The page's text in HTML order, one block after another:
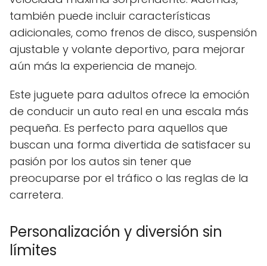
también puede incluir características
adicionales, como frenos de disco, suspensión
ajustable y volante deportivo, para mejorar
aún más la experiencia de manejo.
Este juguete para adultos ofrece la emoción
de conducir un auto real en una escala más
pequeña. Es perfecto para aquellos que
buscan una forma divertida de satisfacer su
pasión por los autos sin tener que
preocuparse por el tráfico o las reglas de la
carretera.
Personalización y diversión sin
límites